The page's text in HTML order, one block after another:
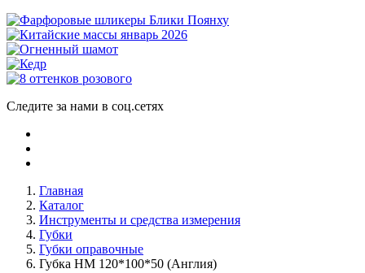
Следите за нами в соц.сетях
Главная
Каталог
Инструменты и средства измерения
Губки
Губки оправочные
Губка HM 120*100*50 (Англия)